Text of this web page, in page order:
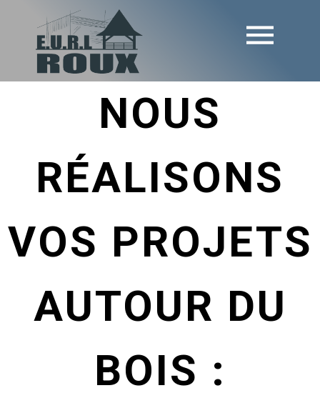
NOUS
RÉALISONS
VOS PROJETS
AUTOUR DU
BOIS :